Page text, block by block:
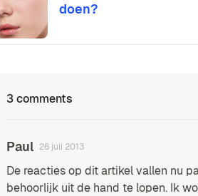
doen?
3 comments
Paul 26 juli 2013
De reacties op dit artikel vallen nu
behoorlijk uit de hand te lopen. Ik